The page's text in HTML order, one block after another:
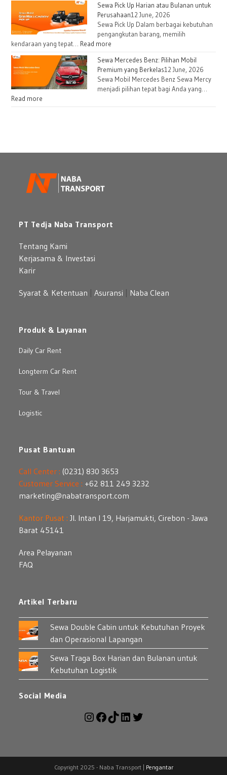
dan
Lapangan
Traga
Box
Harian
dan
untuk
Kebutuhan
Logistik
Sewa Pick Up Harian atau Bulanan untuk
Perusahaan12 June, 2026
Sewa Pick Up Dalam berbagai kebutuhan
pengangkutan barang, memilih
kendaraan yang tepat… Read more
Pick
Up
Harian
Sewa Mercedes Benz: Pilihan Mobil
Premium yang Berkelas12 June, 2026
Sewa Mobil Mercedes Benz Sewa Mercy
menjadi pilihan tepat bagi Anda yang…
Read more
Mobil
yang
Berkelas
PT Tedja Naba Transport
Tentang Kami
Kerjasama & Investasi
Karir
Syarat & Ketentuan |Asuransi Naba Clean
Produk & Layanan
Daily Car Rent
Longterm Car Rent
Tour & Travel
Logistic
Pusat Bantuan
Call Center : (0231) 830 3653
Customer Service : +62 811 249 3232
marketing@nabatransport.com
Kantor Pusat : Jl. Intan I 19, Harjamukti, Cirebon - Jawa
Barat 45141
Area Pelayanan
FAQ
Artikel Terbaru
Sewa Double Cabin untuk Kebutuhan Proyek
dan Operasional Lapangan
Sewa Traga Box Harian dan Bulanan untuk
Kebutuhan Logistik
Social Media
Instagram
Facebook
TikTokLinkedIn
Copyright 2025 - Naba Transport | Pengantar